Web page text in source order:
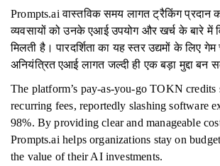
Prompts.ai वास्तविक समय लागत ट्रैकिंग प्रदान
व्यवसायों को उनके एआई उपयोग और खर्च के बारे में
मिलती है। पारदर्शिता का यह स्तर उद्यमों के लिए
अनियंत्रित एआई लागत जल्दी ही एक बड़ा मुद्दा बन
The platform’s pay-as-you-go TOKN credits
recurring fees, reportedly slashing software
98%. By providing clear and manageable
Prompts.ai helps organizations stay on
the value of their AI investments.